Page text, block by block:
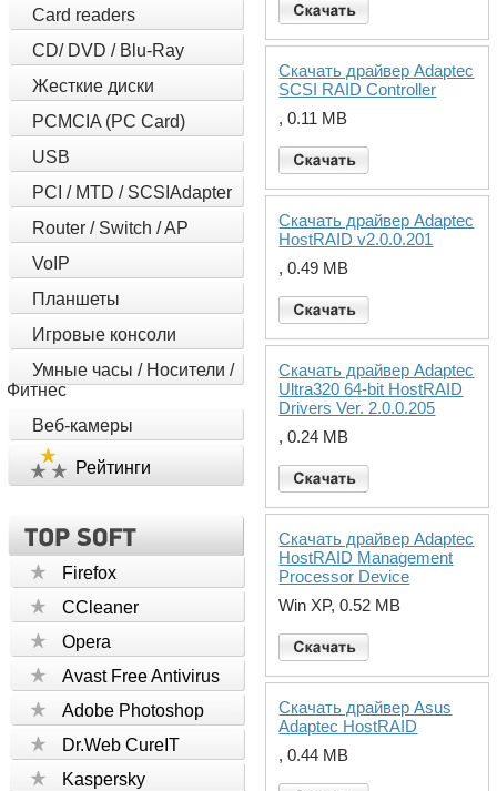
Card readers
CD/ DVD / Blu-Ray
Жесткие диски
PCMCIA (PC Card)
USB
PCI / MTD / SCSIAdapter
Router / Switch / AP
VoIP
Планшеты
Игровые консоли
Умные часы / Носители /
Фитнес
Веб-камеры
Рейтинги
Firefox
CCleaner
Opera
Avast Free Antivirus
Adobe Photoshop
Dr.Web CureIT
Kaspersky
Скачать драйвер Adaptec
SCSI RAID Controller
, 0.11 MB
Скачать драйвер Adaptec
HostRAID v2.0.0.201
, 0.49 MB
Скачать драйвер Adaptec
Ultra320 64-bit HostRAID
Drivers Ver. 2.0.0.205
, 0.24 MB
Скачать драйвер Adaptec
HostRAID Management
Processor Device
Win XP, 0.52 MB
Скачать драйвер Asus
Adaptec HostRAID
, 0.44 MB